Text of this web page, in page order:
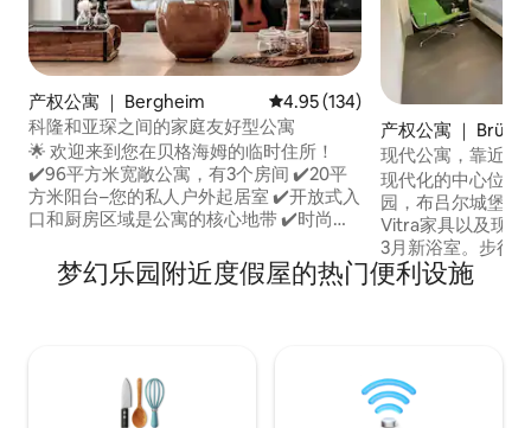
产权公寓 ｜ Bergheim 平均评分 4.95 分（满分 5 分），
4.95 (134)
科隆和亚琛之间的家庭友好型公寓
🌟 欢迎来到您在贝格海姆的临时住所！
✔️96平方米宽敞公寓，有3个房间 ✔️20平
方米阳台–您的私人户外起居室 ✔️开放式入
口和厨房区域是公寓的核心地带 ✔️时尚的
放松身心 ✔️180x200厘米的弹簧床，配备
高品质床垫，让您拥有梦幻般的睡眠。 ✔️
产权公寓 ｜ Brühl
现代公寓，靠近幻
现代化的中心位置
园，布吕尔城堡。
Vitra家具以及现
3月新浴室。步行
车、区域火车、超
至30分钟可到达
梦幻乐园附近度假屋的热门便利设施